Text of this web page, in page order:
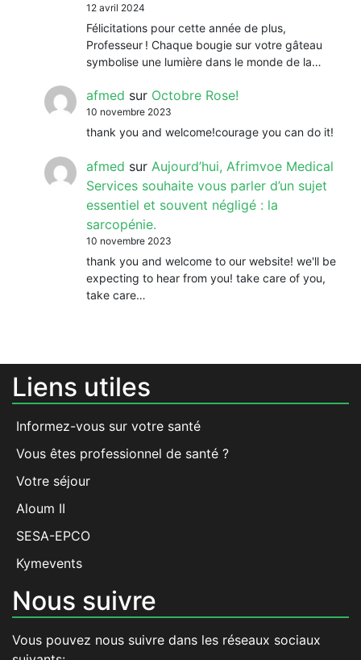
12 avril 2024
Félicitations pour cette année de plus,
Professeur ! Chaque bougie sur votre gâteau
symbolise une lumière dans le monde de la…
afmed sur Octobre Rose!
10 novembre 2023
thank you and welcome!courage you can do it!
afmed sur Aujourd’hui, Afrimvoe Medical
Services souhaite vous parler d’un sujet
essentiel et souvent négligé : la
sarcopénie.
10 novembre 2023
thank you and welcome to our website! we'll be
expecting to hear from you! take care of you,
take care…
Liens utiles
Informez-vous sur votre santé
Vous êtes professionnel de santé ?
Votre séjour
Aloum II
SESA-EPCO
Kymevents
Nous suivre
Vous pouvez nous suivre dans les réseaux sociaux